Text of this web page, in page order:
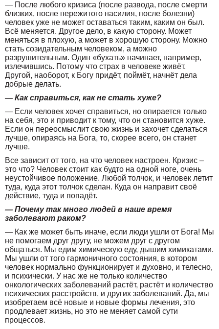
— После любого кризиса (после развода, после смерти
близких, после пережитого насилия, после болезни)
человек уже не может оставаться таким, каким он был.
Всё меняется. Другое дело, в какую сторону. Может
меняться в плохую, а может в хорошую сторону. Можно
стать созидательным человеком, а можно
разрушительным. Один «бухать» начинает, например,
излечившись. Потому что страх в человеке живёт.
Другой, наоборот, к Богу придёт, поймёт, начнёт дела
добрые делать.
— Как справиться, как не стать хуже?
— Если человек хочет справиться, но опирается только
на себя, это и приводит к тому, что он становится хуже.
Если он переосмыслит свою жизнь и захочет сделаться
лучше, опираясь на Бога, то, скорее всего, он станет
лучше.
Все зависит от того, на что человек настроен. Кризис –
это что? Человек стоит как будто на одной ноге, очень
неустойчивое положение. Любой толчок, и человек летит
туда, куда этот толчок сделан. Куда он направит своё
действие, туда и попадёт.
— Почему так много людей в наше время
заболевают раком?
— Как же может быть иначе, если люди ушли от Бога! Мы
не помогаем друг другу, не можем друг с другом
общаться. Мы едим химическую еду, дышим химикатами.
Мы ушли от того гармоничного состояния, в котором
человек нормально функционирует и духовно, и телесно,
и психически. У нас же не только количество
онкологических заболеваний растёт, растёт и количество
психических расстройств, и других заболеваний. Да, мы
изобретаем всё новые и новые формы лечения, это
продлевает жизнь, но это не меняет самой сути
процессов.